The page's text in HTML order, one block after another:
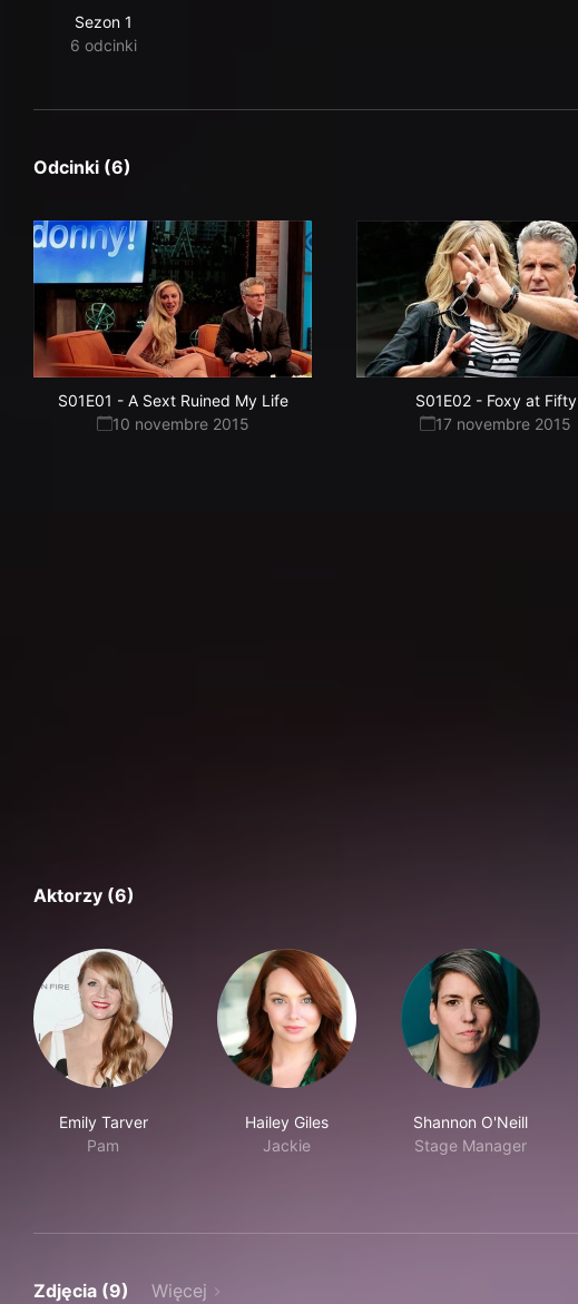
Sezon 1
6 odcinki
Odcinki (6)
S01E01 - A Sext Ruined My Life
10 novembre 2015
S01E02- Foxy at Fifty
17 novembre 2015
Aktorzy (6)
Emily Tarver
Pam
Hailey Giles
Jackie
Shannon O'Neill
Stage Manager
Zdjęcia (9) Więcej